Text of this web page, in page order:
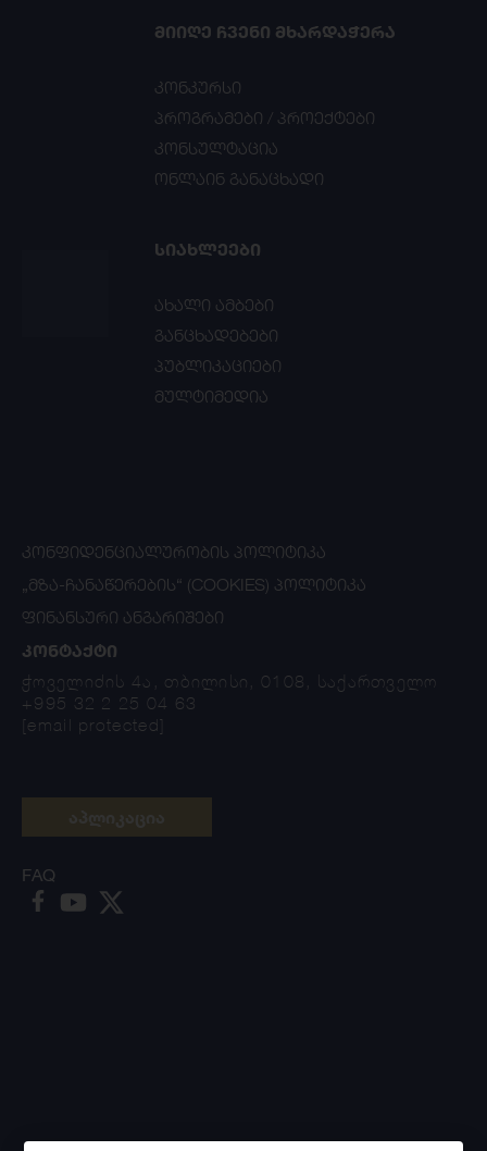
ᲛᲘᲘᲦᲔ ᲩᲕᲔᲜᲘ ᲛᲮᲐᲠᲓᲐᲭᲔᲠᲐ
კონკურსი
პროგრამები / პროექტები
კონსულტაცია
ონლაინ განაცხადი
ᲡᲘᲐᲮᲚᲔᲔᲑᲘ
ახალი ამბები
განცხადებები
პუბლიკაციები
მულტიმედია
ᲙᲝᲜᲤᲘᲓᲔᲜᲪᲘᲐᲚᲣᲠᲝᲑᲘᲡ ᲞᲝᲚᲘᲢᲘᲙᲐ
„ᲛᲖᲐ-ᲩᲐᲜᲐᲬᲔᲠᲔᲑᲘᲡ“ (COOKIES) ᲞᲝᲚᲘᲢᲘᲙᲐ
ᲤᲘᲜᲐᲜᲡᲣᲠᲘ ᲐᲜᲒᲐᲠᲘᲨᲔᲑᲘ
ᲙᲝᲜᲢᲐᲥᲢᲘ
ჭოველიძის 4ა, თბილისი, 0108, საქართველო
+995 32 2 25 04 63
[email protected]
FAQ